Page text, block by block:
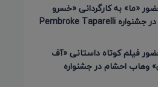
«ما» به کارگردانی «خسرو
شیری» در جشنواره Pembroke Taparelli
فیلم کوتاه داستانی «آف
وهاب احشام در جشنواره